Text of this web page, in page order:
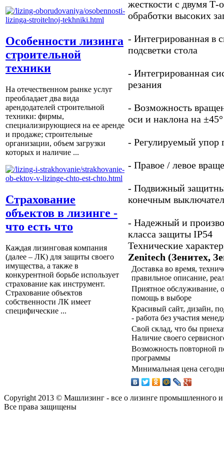
Особенности лизинга
строительной
техники
На отечественном рынке услуг
преобладает два вида
арендодателей строительной
техники: фирмы,
специализирующиеся на ее аренде
и продаже; строительные
организации, объем загрузки
которых и наличие ...
Страхование
объектов в лизинге -
что есть что
Каждая лизинговая компания
(далее – ЛК) для защиты своего
имущества, а также в
конкурентной борьбе использует
страхование как инструмент.
Страхование объектов
собственности ЛК имеет
специфические ...
жесткости с двумя Т-
обработки высоких
- Интегрированная в
подсветки стола
- Интегрированная
резания
- Возможность
оси и наклона на
- Регулируемый упор
- Правое / левое
- Подвижный
конечным
- Надежный и
класса защиты IP54
Технические
Zenitech (Зенитех,
Доставка во время,
правильное описание,
Приятное обслуживание,
помощь в выборе
Красивый сайт, дизайн,
- работа без участия
Свой склад, что бы
Наличие своего
Возможность повторной
программы
Минимальная цена
Copyright 2013 © Машлизинг - все о лизинге промышленного и
Все права защищены